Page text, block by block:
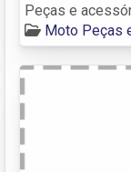
Peças e
Moto Peças